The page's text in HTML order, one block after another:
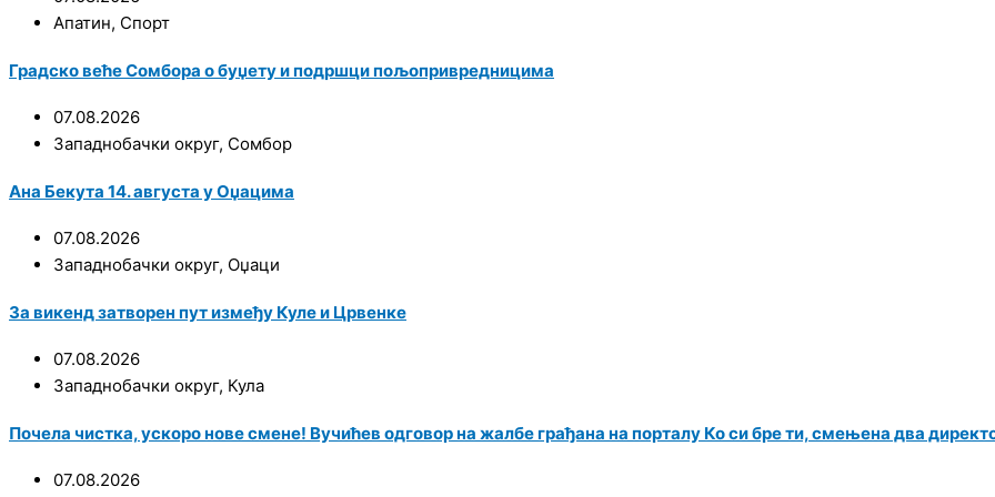
Апатин, Спорт
Градско веће Сомбора о буџету и подршци пољопривредницима
07.08.2026
Западнобачки округ, Сомбор
Ана Бекута 14. августа у Оџацима
07.08.2026
Западнобачки округ, Оџаци
За викенд затворен пут између Куле и Црвенке
07.08.2026
Западнобачки округ, Кула
Почела чистка, ускоро нове смене! Вучићев одговор на жалбе грађана на порталу Ко си бре ти, смењена два
07.08.2026